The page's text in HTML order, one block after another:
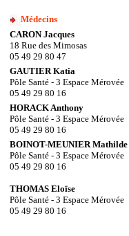
Médecins
CARON Jacques
18 Rue des Mimosas
05 49 29 80 47
GAUTIER Katia
Pôle Santé - 3 Espace Mérovée
05 49 29 80 16
HORACK Anthony
Pôle Santé - 3 Espace Mérovée
05 49 29 80 16
BOINOT-MEUNIER Mathilde
Pôle Santé - 3 Espace Mérovée
05 49 29 80 16
THOMAS Eloïse
Pôle Santé - 3 Espace Mérovée
05 49 29 80 16